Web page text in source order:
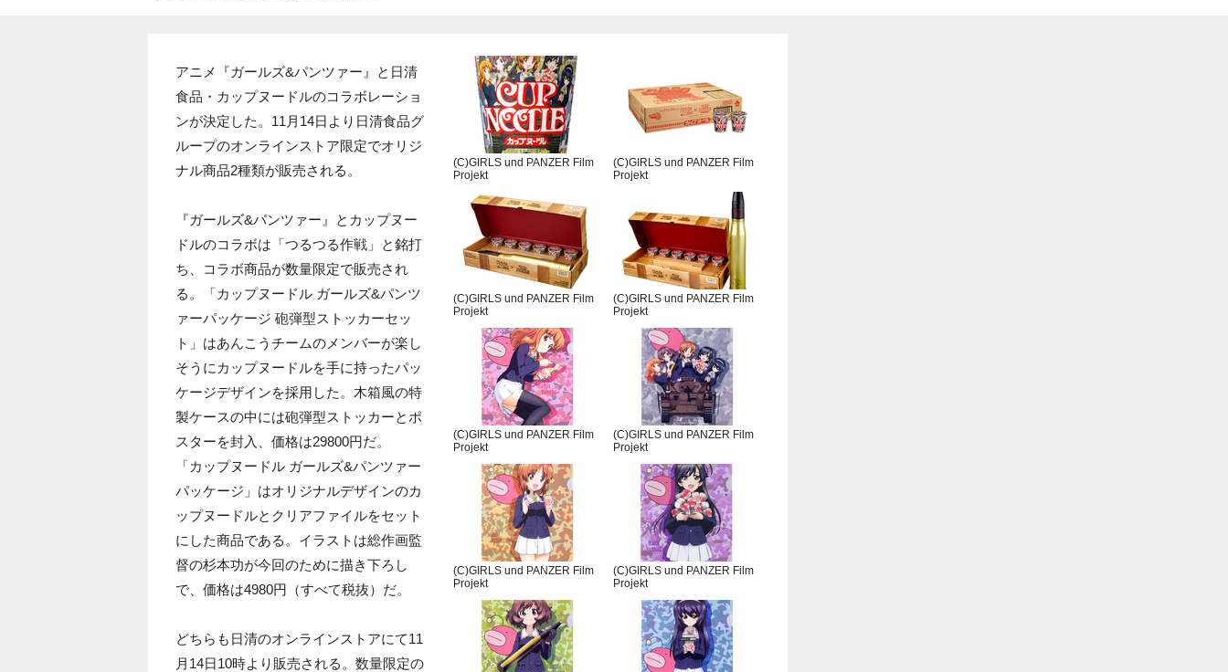
(C)GIRLS und PANZER Film
Projekt
(C)GIRLS und PANZER Film
Projekt
(C)GIRLS und PANZER Film
Projekt
(C)GIRLS und PANZER Film
Projekt
(C)GIRLS und PANZER Film
Projekt
(C)GIRLS und PANZER Film
Projekt
(C)GIRLS und PANZER Film
Projekt
(C)GIRLS und PANZER Film
Projekt
アニメ『ガールズ&パンツァー』と日清
食品・カップヌードルのコラボレーショ
ンが決定した。11月14日より日清食品グ
ループのオンラインストア限定でオリジ
ナル商品2種類が販売される。
『ガールズ&パンツァー』とカップヌー
ドルのコラボは「つるつる作戦」と銘打
ち、コラボ商品が数量限定で販売され
る。「カップヌードル ガールズ&パンツ
ァーパッケージ 砲弾型ストッカーセッ
ト」はあんこうチームのメンバーが楽し
そうにカップヌードルを手に持ったパッ
ケージデザインを採用した。木箱風の特
製ケースの中には砲弾型ストッカーとポ
スターを封入、価格は29800円だ。
「カップヌードル ガールズ&パンツァー
パッケージ」はオリジナルデザインのカ
ップヌードルとクリアファイルをセット
にした商品である。イラストは総作画監
督の杉本功が今回のために描き下ろし
で、価格は4980円（すべて税抜）だ。
どちらも日清のオンラインストアにて11
月14日10時より販売される。数量限定の